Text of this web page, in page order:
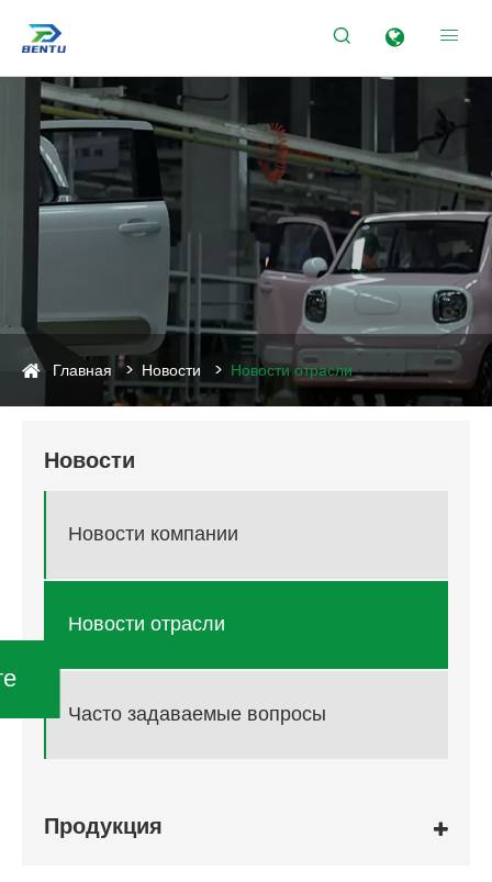
 
Главная Новости Новости отрасли
Новости
Новости компании
Новости отрасли
Часто задаваемые вопросы
Продукция